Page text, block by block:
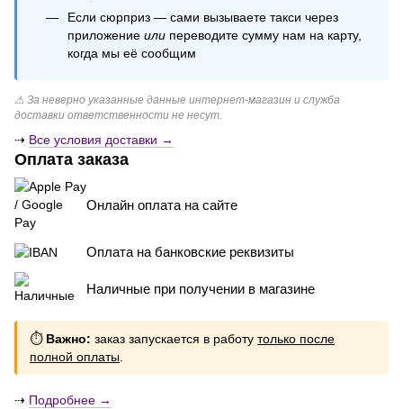
Если сюрприз — сами вызываете такси через
приложение или переводите сумму нам на карту,
когда мы её сообщим
⚠ За неверно указанные данные интернет-магазин и служба
доставки ответственности не несут.
⇢ Все условия доставки →
Оплата заказа
Онлайн оплата на сайте
Оплата на банковские реквизиты
Наличные при получении в магазине
⏱ Важно: заказ запускается в работу только после
полной оплаты
⇢ Подробнее →